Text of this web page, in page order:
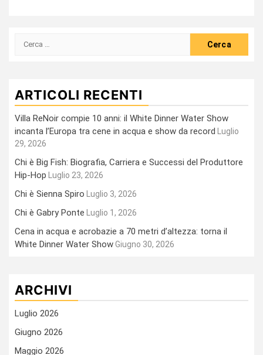
Ricerca
ARTICOLI RECENTI
Villa ReNoir compie 10 anni: il White Dinner Water Show
incanta l’Europa tra cene in acqua e show da record
Luglio
29, 2026
Chi è Big Fish: Biografia, Carriera e Successi del Produttore
Hip-Hop
Luglio 23, 2026
Chi è Sienna Spiro Luglio 3, 2026
Chi è Gabry Ponte Luglio 1, 2026
Cena in acqua e acrobazie a 70 metri d’altezza: torna il
White Dinner Water ShowGiugno 30, 2026
ARCHIVI
Luglio 2026
Giugno 2026
Maggio 2026